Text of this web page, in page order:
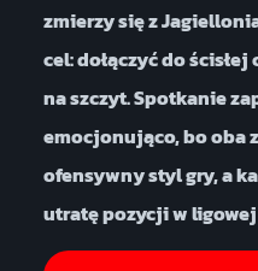
zmierzy się z
cel: dołączyć do
na szczyt. Spotkanie
emocjonująco, bo oba
ofensywny styl gry, a
utratę pozycji w